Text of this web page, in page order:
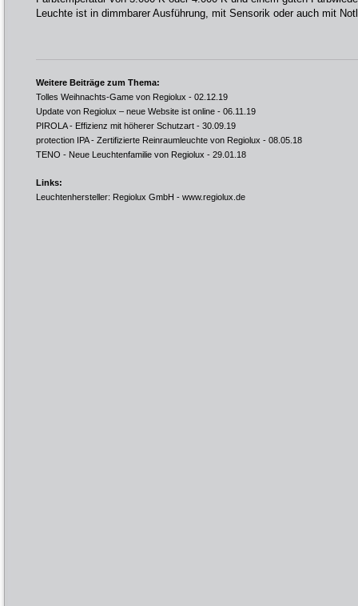
Leuchte ist in dimmbarer Ausführung, mit Sensorik oder auch mit
Weitere Beiträge zum Thema:
Tolles Weihnachts-Game von Regiolux - 02.12.19
Update von Regiolux – neue Website ist online - 06.11.19
PIROLA - Effizienz mit höherer Schutzart - 30.09.19
protection IPA - Zertifizierte Reinraumleuchte von Regiolux - 08.05.18
TENO - Neue Leuchtenfamilie von Regiolux - 29.01.18
Links:
Leuchtenhersteller: Regiolux GmbH - www.regiolux.de